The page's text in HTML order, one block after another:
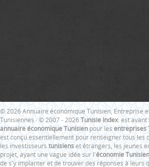
© 2026 Annuaire économique Tunisien, Entreprise
Tunisiennes · © 2007 - 2026Tunisie Index: est avant
annuaire économique Tunisien pour lesentreprises
est conçu essentiellement pour renseigner tous les
les investisseurs tunisienset étrangers, les jeunes
projet, ayant une vague idée sur l'économie
de s'y implanter et de trouver des réponses à leurs